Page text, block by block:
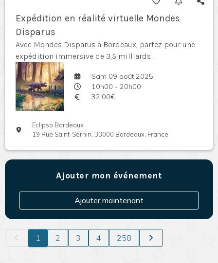
Expédition en réalité virtuelle Mondes
Disparus
Avec Mondes Disparus à Bordeaux, partez pour une
expédition immersive de 3,5 milliards ...
Sam 09 août 2025
10h00 - 20h00
32,00€
Eclipso Bordeaux
19 Rue Saint-Sernin, 33000 Bordeaux, France
Ajouter mon événement
Ajouter maintenant
1 2 3 4 258